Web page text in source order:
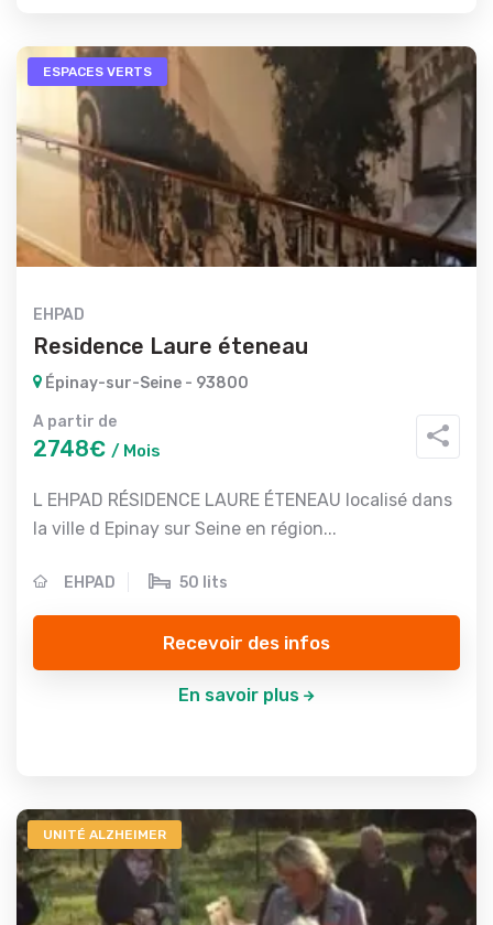
ESPACES VERTS
EHPAD
Residence Laure éteneau
Épinay-sur-Seine - 93800
A partir de
2748€ / Mois
L EHPAD RÉSIDENCE LAURE ÉTENEAU localisé dans
la ville d Epinay sur Seine en région...
EHPAD 50 lits
Recevoir des infos
En savoir plus
UNITÉ ALZHEIMER